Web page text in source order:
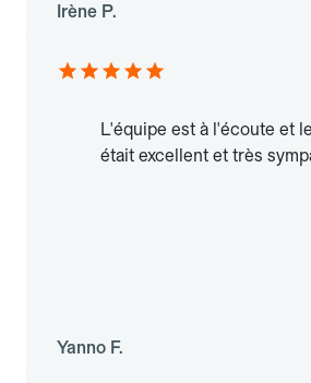
Irène P.
L'équipe est à l'écoute et
était excellent et très
Yanno F.